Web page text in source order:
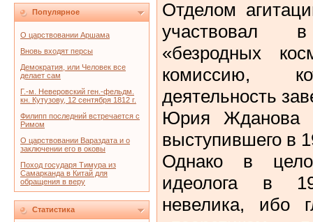
Популярное
О царствовании Аршама
Вновь входят персы
Демократия, или Человек все
делает сам
Г.-м. Неверовский ген.-фельдм.
кн. Кутузову, 12 сентября 1812 г.
Филипп последний встречается с
Римом
О царствовании Вараздата и о
заключении его в оковы
Поход государя Тимура из
Самарканда в Китай для
обращения в веру
Статистика
Отделом
участвовал
«безродных
комиссию,
деятельность
Юрия Жданова
выступившего в
Однако в
идеолога в
невелика, ибо